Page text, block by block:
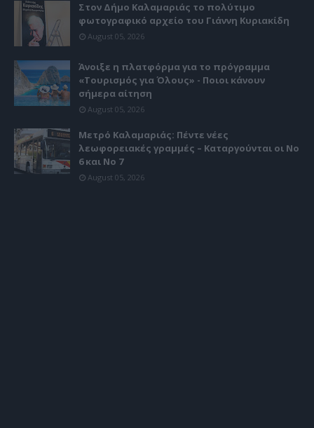
Στον Δήμο Καλαμαριάς το πολύτιμο
φωτογραφικό αρχείο του Γιάννη Κυριακίδη
August 05, 2026
Άνοιξε η πλατφόρμα για το πρόγραμμα
«Τουρισμός για Όλους» - Ποιοι κάνουν
σήμερα αίτηση
August 05, 2026
Μετρό Καλαμαριάς: Πέντε νέες
λεωφορειακές γραμμές – Καταργούνται οι Νο
6 και Νο 7
August 05, 2026